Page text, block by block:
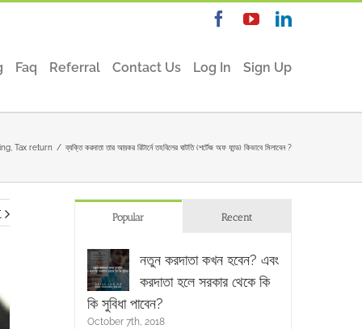
Facebook
YouTubeLinkedin
Faq Referral Contact Us Log In Sign Up
Tax return / ব্যক্তি করদাতা তার আয়কর রিটার্নে তহবিলের ঘাটতি (শর্টেজ অফ ফান্ড) কিভাবে মিলাবেন ?
Popular Recent
নতুন করদাতা কখন হবেন? এবং
করদাতা হলে সরকার থেকে কি
কি সুবিধা পাবেন?
October 7th, 2018